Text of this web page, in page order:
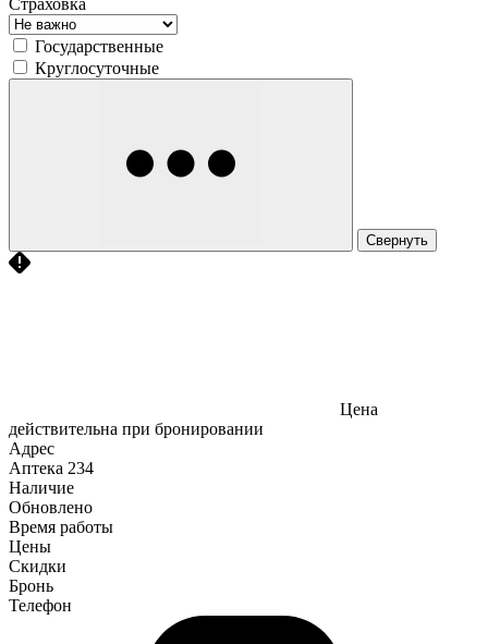
Государственные
Круглосуточные
Свернуть
Цена
действительна при бронировании
Адрес
Аптека 234
Наличие
Обновлено
Время работы
Цены
Скидки
Бронь
Телефон